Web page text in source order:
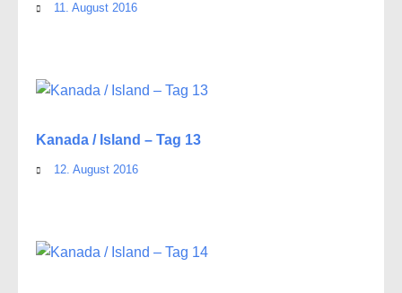
11. August 2016
Kanada / Island – Tag 13
12. August 2016